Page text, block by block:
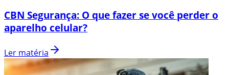
CBN Segurança: O que fazer se você perder o
aparelho celular?
Ler matéria